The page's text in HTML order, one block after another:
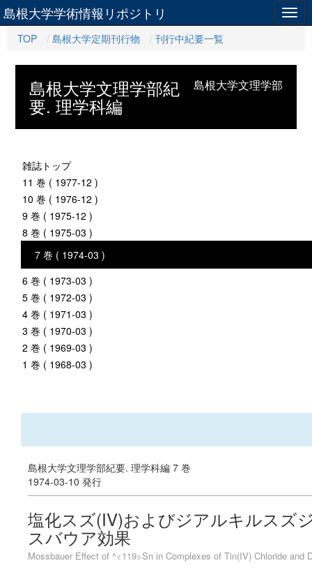
島根大学学術情報リポジトリ
TOP 島根大学定期刊行物 刊行中紀要一覧
島根大学文理学部
島根大学文理学部紀
要. 理学科編
雑誌トップ
11 巻 ( 1977-12 )
10 巻 ( 1976-12 )
9 巻 ( 1975-12 )
8 巻 ( 1975-03 )
7 巻 ( 1974-03 )
6 巻 ( 1973-03 )
5 巻 ( 1972-03 )
4 巻 ( 1971-03 )
3 巻 ( 1970-03 )
2 巻 ( 1969-03 )
1 巻 ( 1968-03 )
島根大学文理学部紀要. 理学科編 7 巻
1974-03-10 発行
塩化スズ(IV)およびジアルキルスズ
スバウア効果
Mossbauer Effect of ^<119>Sn in Complexes of Tin(IV) Chloride and